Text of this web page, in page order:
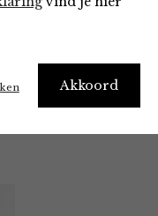
Akkoord
en Jumpsuits